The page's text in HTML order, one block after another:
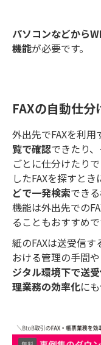
パソコンなどから
機能が必要です。
FAXの自動仕
外出先でFAXを利用
覧で確認できたり
ごとに仕分けたり
したFAXを探すとき
どで一発検索でき
機能は外出先での
ることもおすすめで
紙のFAXは送受信
おける管理の手間
ジタル環境下で送
理業務の効率化に